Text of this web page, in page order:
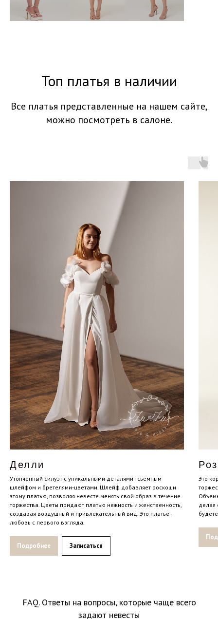
Топ платья в наличии
Все платья представленные на нашем сайте,
можно посмотреть в салоне.
Делли
Утонченный силуэт с уникальными деталями - съемным
шлейфом и бретелями-цветами. Шлейф добавляет роскоши
этому платью, позволяя невесте менять свой образ в течение
торжества. Цветы придают платью нежность и женственность,
создавая воздушный и привлекательный вид. Это платье -
любовь с первого взгляда.
Подробнее Записаться
Это
делая
FAQ. Ответы на вопросы, которые чаще всего
задают невесты